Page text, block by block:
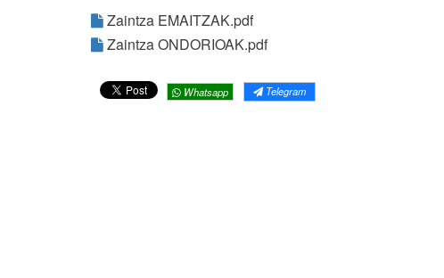
Zaintza EMAITZAK.pdf
Zaintza ONDORIOAK.pdf
Whatsapp Telegram